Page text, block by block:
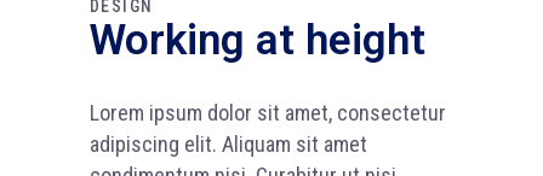
DESIGN
Working at height
Lorem ipsum dolor sit amet, consectetur
adipiscing elit. Aliquam sit amet